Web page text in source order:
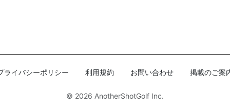
ライバシーポリシー 利用規約 お問い合わせ 掲載のご案
© 2026 AnotherShotGolf Inc.